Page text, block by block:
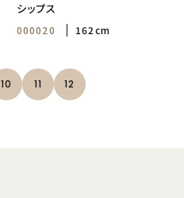
シップス
000020 162cm
10 11 12